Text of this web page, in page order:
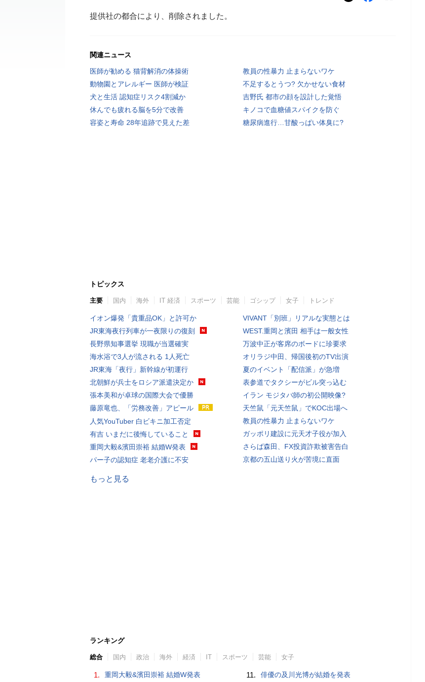
提供社の都合により、削除されました。
関連ニュース
医師が勧める 猫背解消の体操術
教員の性暴力 止まらないワケ
動物園とアレルギー 医師が検証
不足するとうつ? 欠かせない食材
犬と生活 認知症リスク4割減か
吉野氏 都市の顔を設計した覚悟
休んでも疲れる脳を5分で改善
キノコで血糖値スパイクを防ぐ
容姿と寿命 28年追跡で見えた差
糖尿病進行…甘酸っぱい体臭に?
トピックス
主要 国内 海外 IT 経済 スポーツ 芸能 ゴシップ 女子 トレンド
イオン爆発「貴重品OK」と許可か
JR東海夜行列車が一夜限りの復刻
長野県知事選挙 現職が当選確実
海水浴で3人が流される 1人死亡
JR東海「夜行」新幹線が初運行
北朝鮮が兵士をロシア派遣決定か
張本美和が卓球の国際大会で優勝
藤原竜也、「労務改善」アピール
人気YouTuber 白ビキニ加工否定
有吉 いまだに後悔していること
重岡大毅&濱田崇裕 結婚W発表
パー子の認知症 老老介護に不安
VIVANT「別班」リアルな実態とは
WEST.重岡と濱田 相手は一般女性
万波中正が客席のボードに珍要求
オリラジ中田、帰国後初のTV出演
夏のイベント「配信派」が急増
表参道でタクシーがビル突っ込む
イラン モジタバ師の初公開映像?
天竺鼠「元天竺鼠」でKOC出場へ
教員の性暴力 止まらないワケ
ガッポリ建設に元天才子役が加入
さらば森田、FX投資詐欺被害告白
京都の五山送り火が苦境に直面
もっと見る
ランキング
総合 国内 政治 海外 経済 IT スポーツ 芸能 女子
1. 重岡大毅&濱田崇裕 結婚W発表 11. 俳優の及川光博が結婚を発表